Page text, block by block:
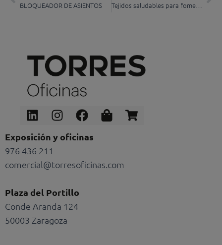
BLOQUEADOR DE ASIENTOS Tejidos saludables para fomentar el bienestar
LinkedinInstagram
Facebook
Shopping-
bag
Shopping-
cart
Exposición y oficinas
976 436 211
comercial@torresoficinas.com
Plaza del Portillo
Conde Aranda 124
50003 Zaragoza